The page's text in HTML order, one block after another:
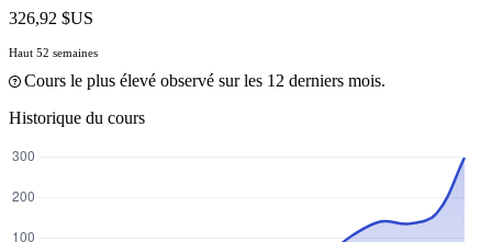
326,92 $US
Haut 52 semaines
Cours le plus élevé observé sur les 12 derniers mois.
Historique du cours